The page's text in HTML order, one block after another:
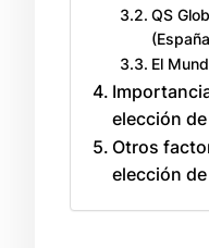
QS
El
elección
Otros
elección